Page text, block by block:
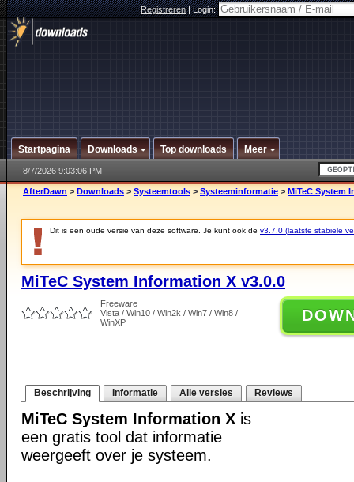
Registreren|Login:
Startpagina Downloads Top downloads Meer
8/7/2026 9:03:06 PM
AfterDawn > Downloads > Systeemtools > Systeeminformatie > MiTeC System
Dit is een oude versie van deze software. Je kunt ook de v3.7.0 (laatste stabiele
MiTeC System Information X v3.0.0
Freeware
Vista / Win10 / Win2k / Win7 / Win8 /
WinXP
Beschrijving Informatie Alle versies Reviews
MiTeC System Information X is
een gratis tool dat informatie
weergeeft over je systeem.